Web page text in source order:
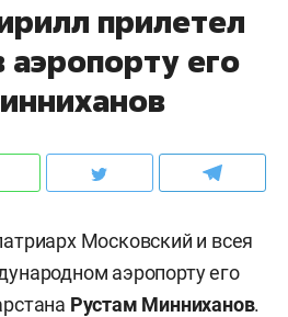
прилетел
аэропорту его
Московский и всея
аэропорту его
Рустам Минниханов.